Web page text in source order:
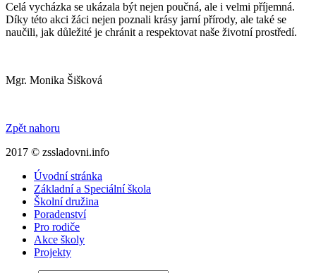
Celá vycházka se ukázala být nejen poučná, ale i velmi příjemná.
Díky této akci žáci nejen poznali krásy jarní přírody, ale také se
naučili, jak důležité je chránit a respektovat naše životní prostředí.
Mgr. Monika Šišková
Zpět nahoru
2017 © zssladovni.info
Úvodní stránka
Základní a Speciální škola
Školní družina
Poradenství
Pro rodiče
Akce školy
Projekty